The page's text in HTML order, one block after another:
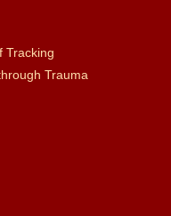
Tracking
Trauma